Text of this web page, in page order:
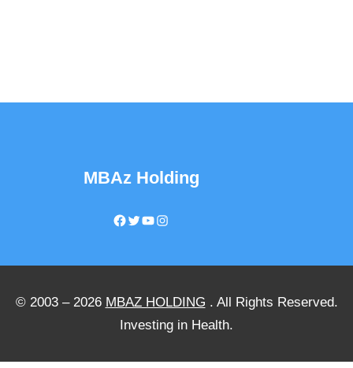
MBAz Holding
Facebook Twitter YouTube Instagram
© 2003 – 2026 MBAZ HOLDING . All Rights Reserved.
Investing in Health.